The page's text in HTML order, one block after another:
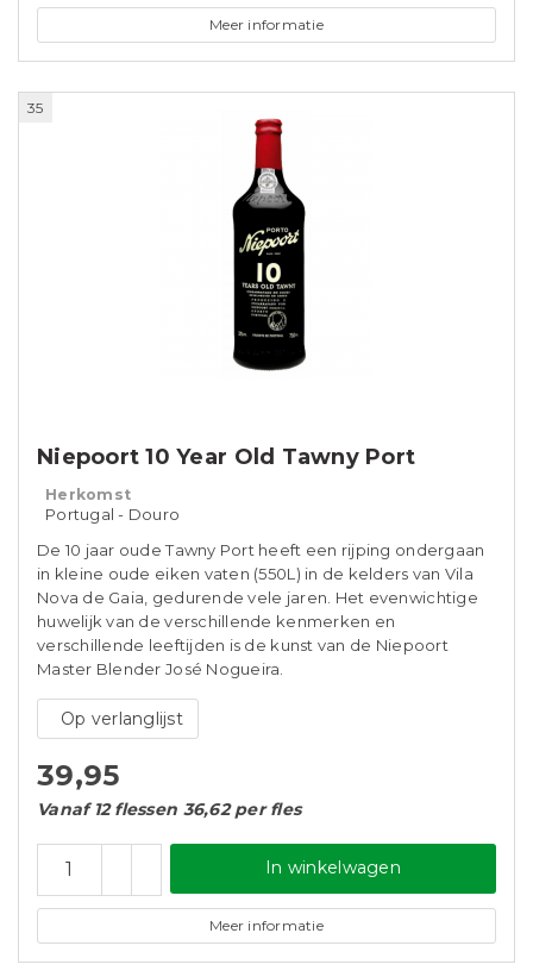
Meer informatie
35
Niepoort 10 Year Old Tawny Port
Herkomst
Portugal - Douro
De 10 jaar oude Tawny Port heeft een rijping ondergaan
in kleine oude eiken vaten (550L) in de kelders van Vila
Nova de Gaia, gedurende vele jaren. Het evenwichtige
huwelijk van de verschillende kenmerken en
verschillende leeftijden is de kunst van de Niepoort
Master Blender José Nogueira.
Op verlanglijst
39,95
Vanaf 12 flessen 36,62 per fles
In winkelwagen
Meer informatie